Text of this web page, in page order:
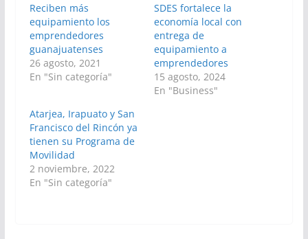
Reciben más
equipamiento los
emprendedores
guanajuatenses
26 agosto, 2021
En "Sin categoría"
SDES fortalece la
economía local con
entrega de
equipamiento a
emprendedores
15 agosto, 2024
En "Business"
Atarjea, Irapuato y San
Francisco del Rincón ya
tienen su Programa de
Movilidad
2 noviembre, 2022
En "Sin categoría"